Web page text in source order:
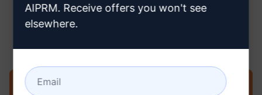
Etapa 3 : Use o prompt em seu
Experimente o prompt agora no ChatGPT
AIPRM. Receive offers you won't see
elsewhere.